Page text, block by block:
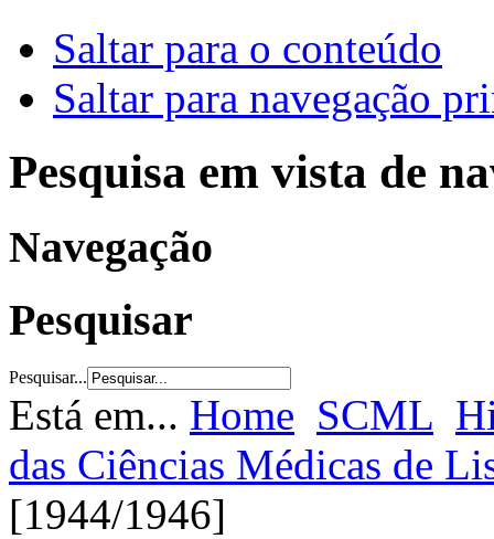
Saltar para o conteúdo
Saltar para navegação
Pesquisa em vista de
Navegação
Pesquisar
Pesquisar...
Está em... Home SCML
das Ciências Médicas de
[1944/1946]